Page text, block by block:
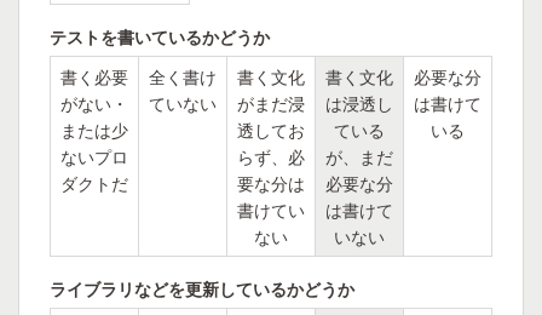
テストを書いているかどうか
書く必要
がない・
または少
ないプロ
ダクトだ
全く書け
ていない
書く文化
がまだ浸
透してお
らず、必
要な分は
書けてい
ない
書く文化
は浸透し
ている
が、まだ
必要な分
は書けて
いない
必要な分
は書けて
いる
ライブラリなどを更新しているかどうか